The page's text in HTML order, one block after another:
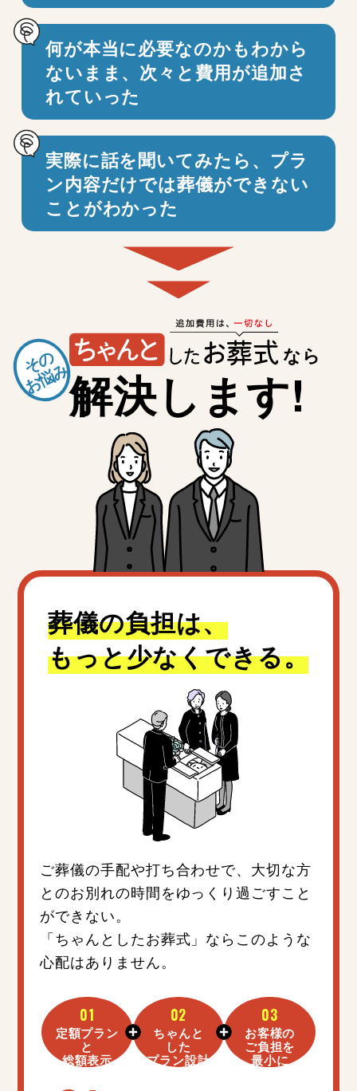
何が本当に必要なのかもわから
ないまま、 次々と費用が追加さ
れていった
実際に話を聞いてみたら、プラ
ン内容だけでは葬儀ができない
ことがわかった
その
お悩み
なら
解決します!
葬儀の負担は、
もっと少なくできる。
ご葬儀の手配や打ち合わせで、大切な方
とのお別れの時間をゆっくり過ごすこと
ができない。
「ちゃんとしたお葬式」ならこのような
心配はありません。
01
定額プラン
と
総額表示
02
ちゃんと
した
プラン設計
03
お客様の
ご負担を
最小に